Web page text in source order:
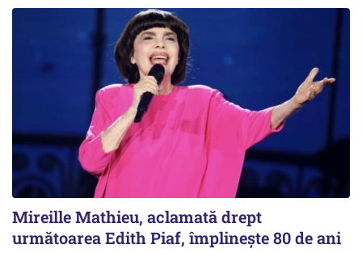
Mireille Mathieu, aclamată drept
următoarea Edith Piaf, împlinește 80 de ani